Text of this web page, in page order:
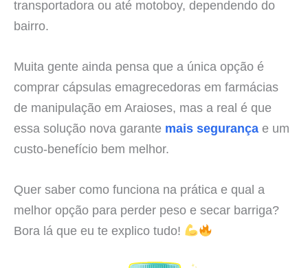
transportadora ou até motoboy, dependendo do
bairro.
Muita gente ainda pensa que a única opção é
comprar cápsulas emagrecedoras em farmácias
de manipulação em Araioses, mas a real é que
essa solução nova garante mais segurança e um
custo-benefício bem melhor.
Quer saber como funciona na prática e qual a
melhor opção para perder peso e secar barriga?
Bora lá que eu te explico tudo!